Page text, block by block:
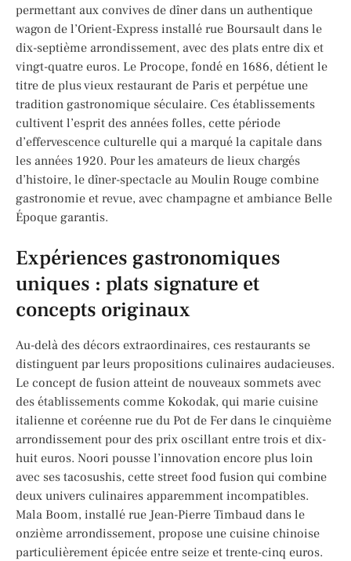
permettant aux convives de dîner dans un authentique
wagon de l’Orient-Express installé rue Boursault dans le
dix-septième arrondissement, avec des plats entre dix et
vingt-quatre euros. Le Procope, fondé en 1686, détient le
titre de plus vieux restaurant de Paris et perpétue une
tradition gastronomique séculaire. Ces établissements
cultivent l’esprit des années folles, cette période
d’effervescence culturelle qui a marqué la capitale dans
les années 1920. Pour les amateurs de lieux chargés
d’histoire, le dîner-spectacle au Moulin Rouge combine
gastronomie et revue, avec champagne et ambiance Belle
Époque garantis.
Expériences gastronomiques
uniques : plats signature et
concepts originaux
Au-delà des décors extraordinaires, ces restaurants se
distinguent par leurs propositions culinaires audacieuses.
Le concept de fusion atteint de nouveaux sommets avec
des établissements comme Kokodak, qui marie cuisine
italienne et coréenne rue du Pot de Fer dans le cinquième
arrondissement pour des prix oscillant entre trois et dix-
huit euros. Noori pousse l’innovation encore plus loin
avec ses tacosushis, cette street food fusion qui combine
deux univers culinaires apparemment incompatibles.
Mala Boom, installé rue Jean-Pierre Timbaud dans le
onzième arrondissement, propose une cuisine chinoise
particulièrement épicée entre seize et trente-cinq euros.